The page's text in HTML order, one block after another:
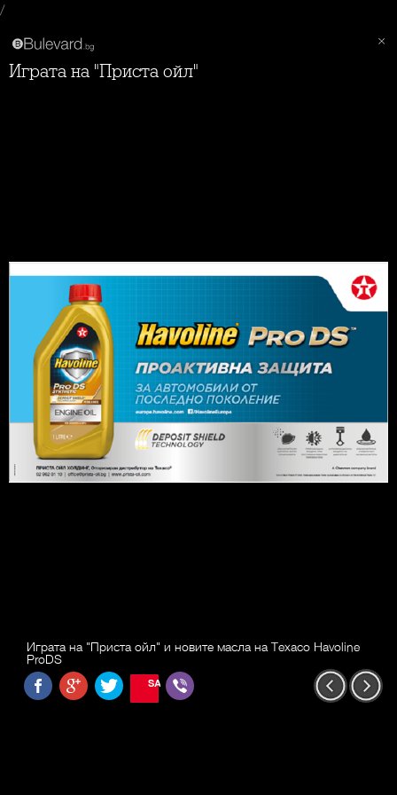
/
Играта на "Приста ойл"
Играта на "Приста ойл" и новите масла на Texaco Havoline
ProDS
SAVE